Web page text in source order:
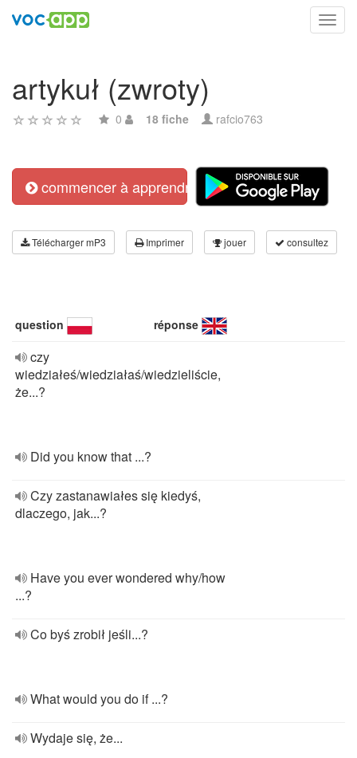
artykuł (zwroty)
0 18 fiche rafcio763
commencer à apprendre
Télécharger mP3 Imprimer jouer consultez
question réponse
czy
wiedziałeś/wiedziałaś/wiedzieliście,
że...?
Did you know that ...?
Czy zastanawiałes się kiedyś,
dlaczego, jak...?
Have you ever wondered why/how
...?
Co byś zrobił jeśli...?
What would you do if ...?
Wydaje się, że...